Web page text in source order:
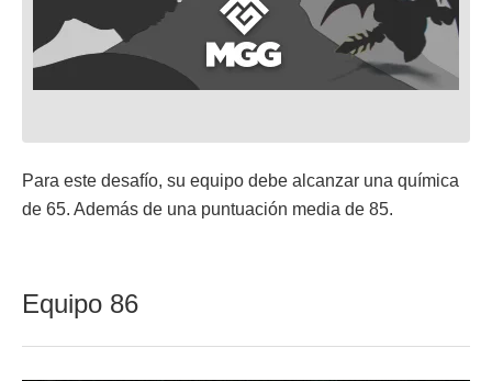
Para este desafío, su equipo debe alcanzar una química
de 65. Además de una puntuación media de 85.
Equipo 86